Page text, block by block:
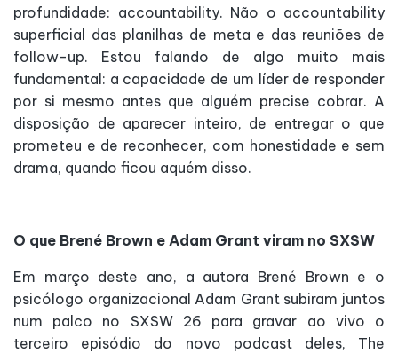
profundidade: accountability. Não o accountability
superficial das planilhas de meta e das reuniões de
follow-up. Estou falando de algo muito mais
fundamental: a capacidade de um líder de responder
por si mesmo antes que alguém precise cobrar. A
disposição de aparecer inteiro, de entregar o que
prometeu e de reconhecer, com honestidade e sem
drama, quando ficou aquém disso.
O que Brené Brown e Adam Grant viram no SXSW
Em março deste ano, a autora Brené Brown e o
psicólogo organizacional Adam Grant subiram juntos
num palco no SXSW 26 para gravar ao vivo o
terceiro episódio do novo podcast deles, The